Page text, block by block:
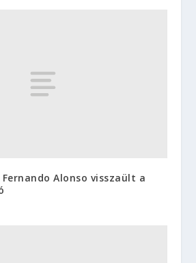
Alonso visszaült a